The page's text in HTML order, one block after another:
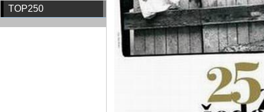
TOP250